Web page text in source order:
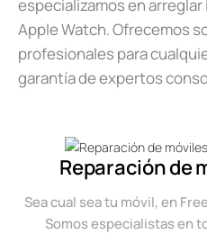
especializamos en arreglar
Apple Watch. Ofrecemos
profesionales para
garantía de expertos
Reparación de
Sea cual sea tu móvil, en
Somos especialistas en